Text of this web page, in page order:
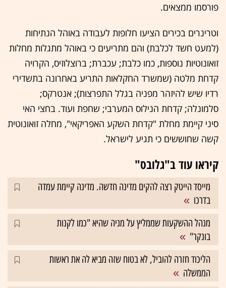
פורסמו ממצאים.
וטרינרים בכירים הציעו חלופות לעבודה באוהל הנתיחות
(למעט חשד לכלבת) והם מתריעים כי באוהל מתגלות מחלות
זואונוטיות נוספות, כמו כלבת; עכברת; ברוצלוזיס, הקרויה
קדחת מלטה (שמשרד החקלאות התריע באחרונה בתשדירי
רדיו שיש להיזהר מפניה בגלל התפרצות); אנטרקס;
סלמונלה; קדחת הנילוס המערבי; שחפת ועוד. בחצי האי
סיני קיימת מחלת "קדחת השקע האפריקאי", מחלה זואונוטית
קשה שחוששים כי תגיע לישראל.
קיראו עוד ב"גלובס"
מייסד הייטק רצה להקים מדינה חדשה. מדינה קיימת עמדה
בדרכו
מנהל ההשקעות שממליץ על מניה שהיא "כמו לקנות
בונקר"
הליכוד חזרה להוביל, לא בטוח שזה מביא לה את ראשות
הממשלה